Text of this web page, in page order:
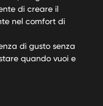
di creare il
nel comfort di
di gusto senza
quando vuoi e